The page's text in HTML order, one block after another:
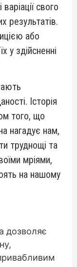
свого
результатів.
або
у здійсненні
Історія
того, що
нагадує нам,
труднощі та
мріями,
на нашому
дозволяє